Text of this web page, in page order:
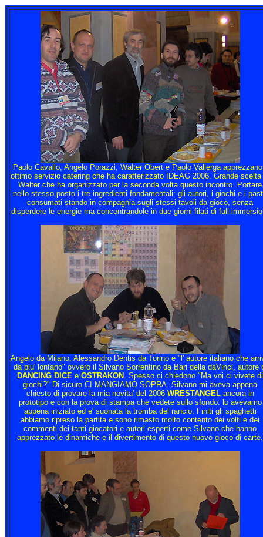
Paolo Cavallo, Angelo Porazzi, Walter Obert e Paolo Vallerga
ottimo servizio catering che ha caratterizzato IDEAG 2006. Grande scelta
Walter che ha organizzato per la seconda volta questo incontro. Portare
nello stesso posto i tre ingredienti fondamentali: gli autori, i giochi e i
consumati stando in compagnia sugli stessi tavoli da gioco, senza
disperdere le energie ma concentrandole in due giorni filati di full
Angelo da Milano, Alessandro Dentis da Torino e "l' autore italiano che
da piu' lontano" ovvero il Silvano Sorrentino da Bari della daVinci, autore
DANCING DICE e OSTRAKON . Spesso ci chiedono "Ma voi ci vivete di
giochi?" Di sicuro CI MANGIAMO SOPRA. Silvano mi aveva appena
chiesto di provare la mia novita' del 2006 WRESTANGEL ancora in
prototipo e con la prova di stampa che vedete sullo sfondo: lo avevamo
appena iniziato ed e' suonata la tromba del rancio. Finiti gli spaghetti
abbiamo ripreso la partita e sono rimasto molto contento dei volti e dei
commenti dei tanti giocatori e autori esperti come Silvano che hanno
apprezzato le dinamiche e il divertimento di questo nuovo gioco di carte.